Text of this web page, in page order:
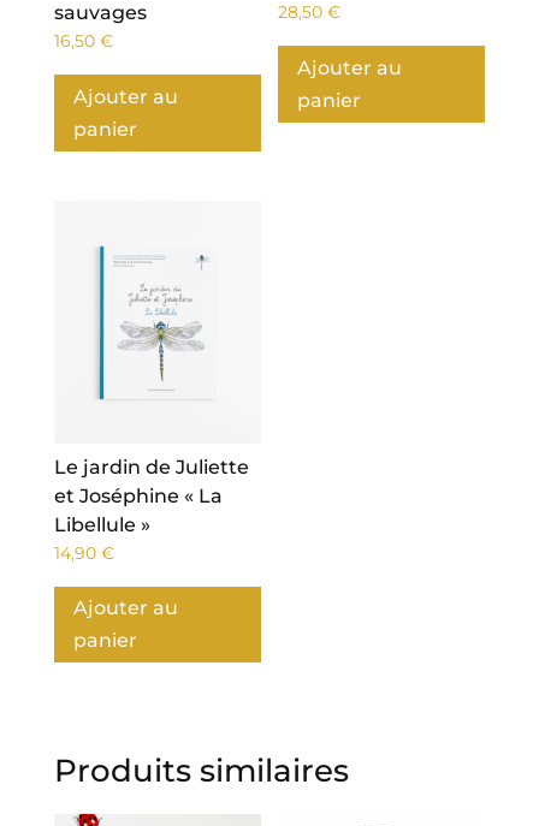
sauvages
16,50 €
Ajouter au
panier
28,50€
Ajouter au
panier
Le jardin de Juliette
et Joséphine « La
Libellule »
14,90 €
Ajouter au
panier
Produits similaires